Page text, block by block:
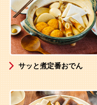
サッと煮定番おでん